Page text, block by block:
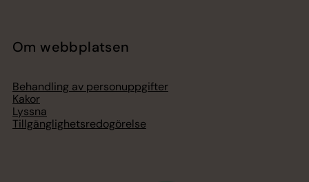
Om webbplatsen
Behandling av personuppgifter
Kakor
Lyssna
Tillgänglighetsredogörelse